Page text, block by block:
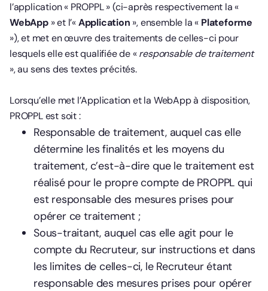
l’application « PROPPL » (ci-après respectivement la «
WebApp» et l’«Application », ensemble la « Plateforme
»), et met en œuvre des traitements de celles-ci pour
lesquels elle est qualifiée de «responsable de traitement
», au sens des textes précités.
Lorsqu’elle met l’Application et la WebApp à disposition,
PROPPL est soit :
Responsable de traitement, auquel cas elle
détermine les finalités et les moyens du
traitement, c’est-à-dire que le traitement est
réalisé pour le propre compte de PROPPL qui
est responsable des mesures prises pour
opérer ce traitement ;
Sous-traitant, auquel cas elle agit pour le
compte du Recruteur, sur instructions et dans
les limites de celles-ci, le Recruteur étant
responsable des mesures prises pour opérer